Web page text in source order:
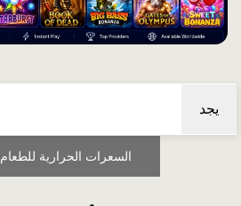
يجد
السعرات الحرارية للطعام